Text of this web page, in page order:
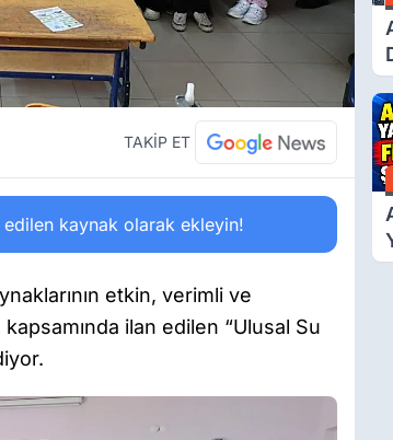
TAKİP ET
edilen kaynak olarak ekleyin!
etkin, verimli ve
ilan edilen “Ulusal Su